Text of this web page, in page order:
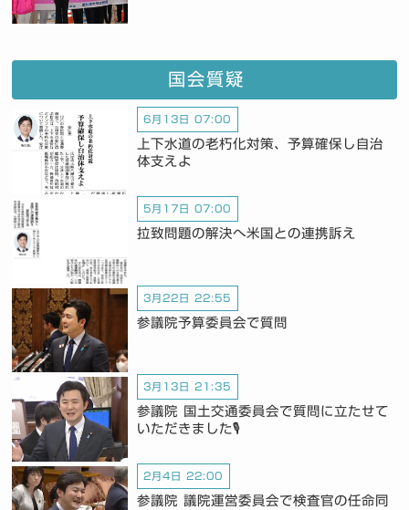
国会質疑
6月13日 07:00
上下水道の老朽化対策、予算確保し自治
体支えよ
5月17日 07:00
拉致問題の解決へ米国との連携訴え
3月22日 22:55
参議院予算委員会で質問
3月13日 21:35
参議院 国土交通委員会で質問に立たせて
いただきました🎙️
2月4日 22:00
参議院 議院運営委員会で検査官の任命同